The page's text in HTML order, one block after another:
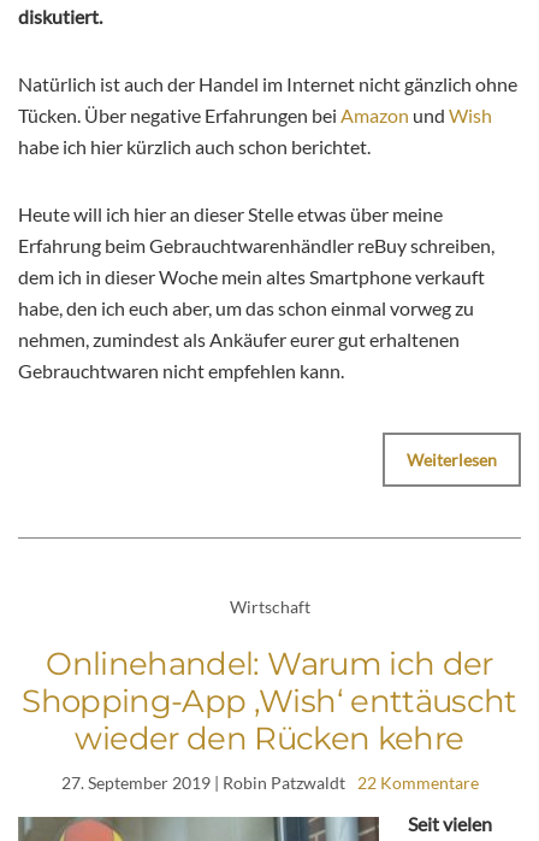
diskutiert.
Natürlich ist auch der Handel im Internet nicht gänzlich ohne
Tücken. Über negative Erfahrungen bei Amazon und Wish
habe ich hier kürzlich auch schon berichtet.
Heute will ich hier an dieser Stelle etwas über meine
Erfahrung beim Gebrauchtwarenhändler reBuy schreiben,
dem ich in dieser Woche mein altes Smartphone verkauft
habe, den ich euch aber, um das schon einmal vorweg zu
nehmen, zumindest als Ankäufer eurer gut erhaltenen
Gebrauchtwaren nicht empfehlen kann.
Weiterlesen
Wirtschaft
Onlinehandel: Warum ich der
Shopping-App ‚Wish‘ enttäuscht
wieder den Rücken kehre
27. September 2019| Robin Patzwaldt 22 Kommentare
Seit vielen